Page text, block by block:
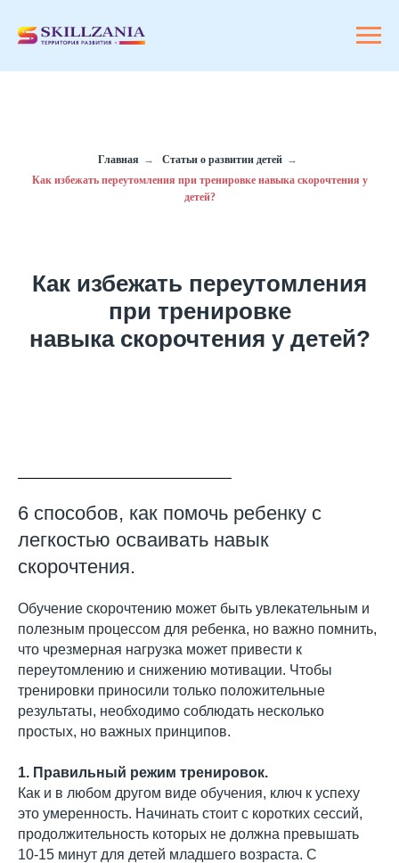
Главная → Статьи о развитии детей →
Как избежать переутомления при тренировке навыка скорочтения у
детей?
Как избежать переутомления
при тренировке
навыка скорочтения у детей?
6 cпособов, как помочь ребенку с
легкостью осваивать навык
скорочтения.
Обучение скорочтению может быть увлекательным и
полезным процессом для ребенка, но важно помнить,
что чрезмерная нагрузка может привести к
переутомлению и снижению мотивации. Чтобы
тренировки приносили только положительные
результаты, необходимо соблюдать несколько
простых, но важных принципов.
1. Правильный режим тренировок.
Как и в любом другом виде обучения, ключ к успеху
это умеренность. Начинать стоит с коротких сессий,
продолжительность которых не должна превышать
10-15 минут для детей младшего возраста. С